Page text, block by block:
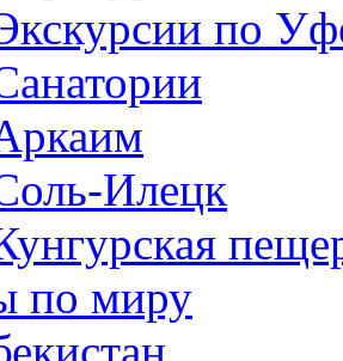
по
Илецк
по миру